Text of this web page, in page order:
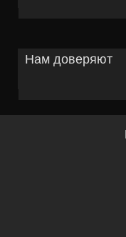
Нам доверяют